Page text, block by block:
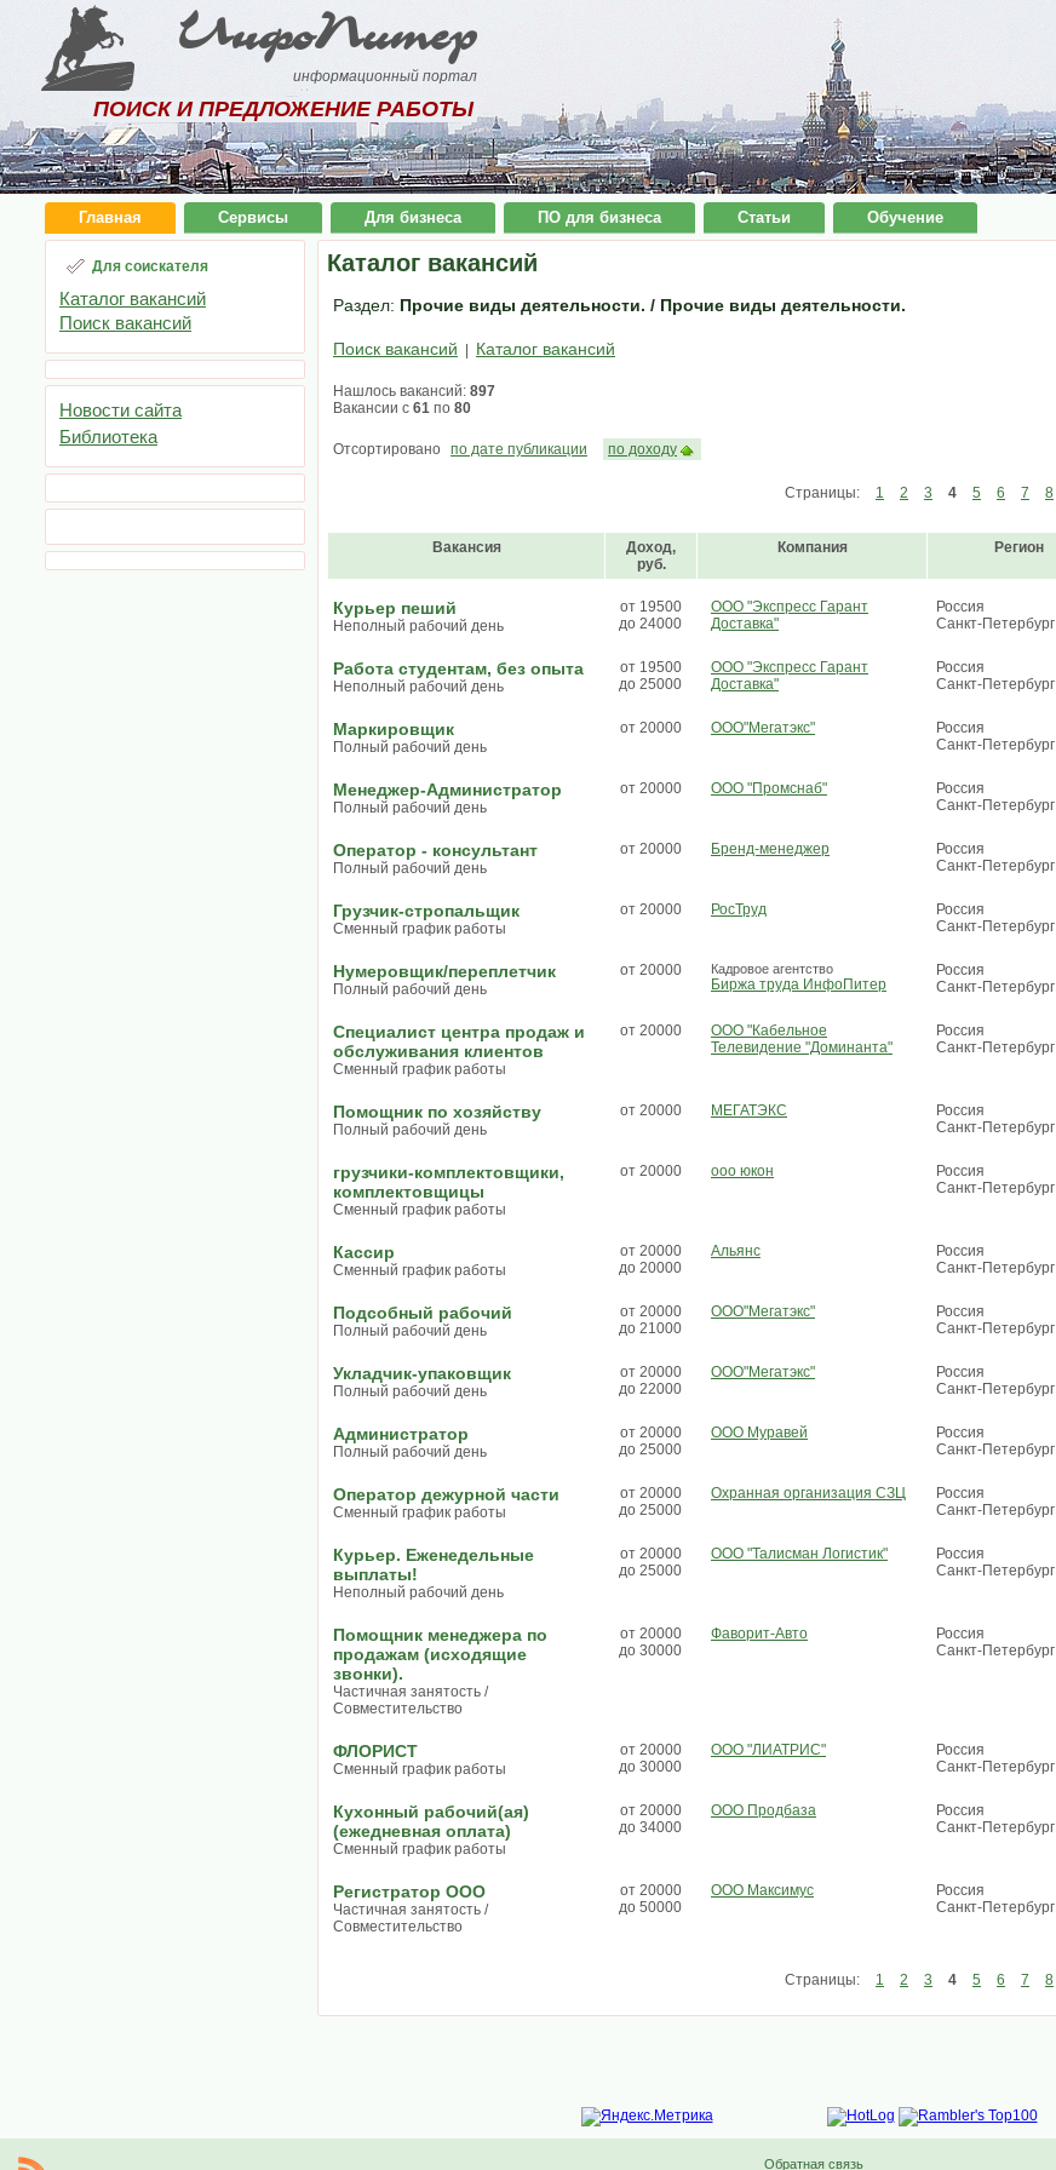
ИнфоПитер
информационный портал
ПОИСК И ПРЕДЛОЖЕНИЕ РАБОТЫ
Главная Сервисы Для бизнеса ПО для бизнеса Статьи Обучение
Для соискателя
Каталог вакансий
Поиск вакансий
Новости сайта
Библиотека
Каталог вакансий
Раздел: Прочие виды деятельности. / Прочие виды деятельности.
Поиск вакансий Каталог вакансий
Нашлось вакансий: 897
Вакансии с 61 по 80
Отсортировано по дате публикации по доходу
Страницы: 1 2 3 4 5 6 7 8
Вакансия
Доход,
руб.
Компания Регион
Курьер пеший
Неполный рабочий день
от 19500
до 24000
ООО "Экспресс Гарант
Доставка"
Россия
Санкт-Петербург
Работа студентам, без опыта
Неполный рабочий день
от 19500
до 25000
ООО "Экспресс Гарант
Доставка"
Россия
Санкт-Петербург
Маркировщик
Полный рабочий день
от 20000 ООО"Мегатэкс"
Россия
Санкт-Петербург
Менеджер-Администратор
Полный рабочий день
от 20000 ООО "Промснаб"
Россия
Санкт-Петербург
Оператор - консультант
Полный рабочий день
от 20000 Бренд-менеджер
Россия
Санкт-Петербург
Грузчик-стропальщик
Сменный график работы
от 20000 РосТруд
Россия
Санкт-Петербург
Нумеровщик/переплетчик
Полный рабочий день
от 20000 Кадровое агентство
Биржа труда ИнфоПитер
Россия
Санкт-Петербург
Cпециалист центра продаж и
обслуживания клиентов
Сменный график работы
от 20000
ООО "Кабельное
Телевидение "Доминанта"
Россия
Санкт-Петербург
Помощник по хозяйству
Полный рабочий день
от 20000 МЕГАТЭКС
Россия
Санкт-Петербург
грузчики-комплектовщики,
комплектовщицы
Сменный график работы
от 20000 ооо юкон
Россия
Санкт-Петербург
Кассир
Сменный график работы
от 20000
до 20000
Альянс
Россия
Санкт-Петербург
Подсобный рабочий
Полный рабочий день
от 20000
до 21000
ООО"Мегатэкс"
Россия
Санкт-Петербург
Укладчик-упаковщик
Полный рабочий день
от 20000
до 22000
ООО"Мегатэкс"
Россия
Санкт-Петербург
Администратор
Полный рабочий день
от 20000
до 25000
ООО Муравей
Россия
Санкт-Петербург
Оператор дежурной части
Сменный график работы
от 20000
до 25000
Охранная организация СЗЦ
Россия
Санкт-Петербург
Курьер. Еженедельные
выплаты!
Неполный рабочий день
от 20000
до 25000
ООО "Талисман Логистик"
Россия
Санкт-Петербург
Помощник менеджера по
продажам (исходящие
звонки).
Частичная занятость /
Совместительство
от 20000
до 30000
Фаворит-Авто
Россия
Санкт-Петербург
ФЛОРИСТ
Сменный график работы
от 20000
до 30000
ООО "ЛИАТРИС"
Россия
Санкт-Петербург
Кухонный рабочий(ая)
(ежедневная оплата)
Сменный график работы
от 20000
до 34000
ООО Продбаза
Россия
Санкт-Петербург
Регистратор ООО
Частичная занятость /
Совместительство
от 20000
до 50000
ООО Максимус
Россия
Санкт-Петербург
Страницы: 1 2 3 4 5 6 7 8
Обратная связь